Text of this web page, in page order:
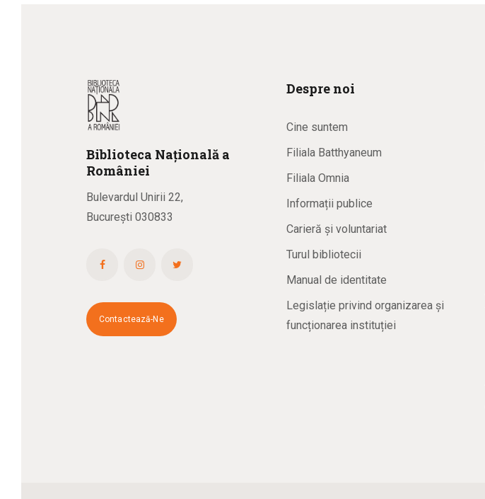
Biblioteca Națională a
României
Bulevardul Unirii 22,
București 030833
Contactează-Ne
Despre noi
Cine suntem
Filiala Batthyaneum
Filiala Omnia
Informații publice
Carieră și voluntariat
Turul bibliotecii
Manual de identitate
Legislație privind organizarea și
funcționarea instituției